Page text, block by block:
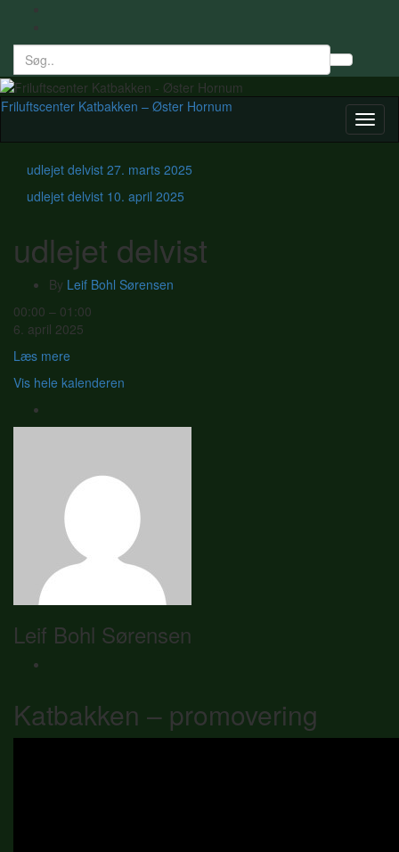
form
Search
for:
Friluftscenter Katbakken – Øster Hornum
udlejet delvist 27. marts 2025
udlejet delvist 10. april 2025
udlejet delvist
By Leif Bohl Sørensen
udlejet
delvist
00:00 – 01:00
6. april 2025
Læs mere
Vis hele kalenderen
Leif Bohl Sørensen
Katbakken – promovering